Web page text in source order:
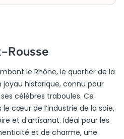
Rousse
le Rhône, le quartier de la
joyau historique, connu pour
célèbres traboules. Ce
cœur de l’industrie de la soie,
et d’artisanat. Idéal pour les
et de charme, une